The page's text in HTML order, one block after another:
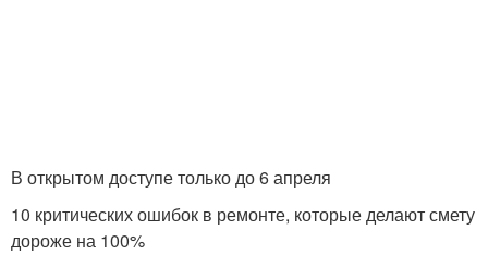
В открытом доступе только до 6 апреля
10 критических ошибок в ремонте, которые делают смету
дороже на 100%